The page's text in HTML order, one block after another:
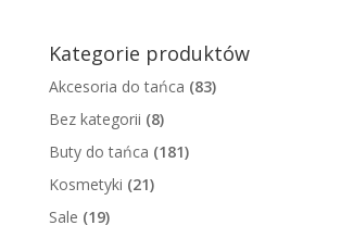
Kategorie produktów
Akcesoria do tańca (83)
Bez kategorii (8)
Buty do tańca (181)
Kosmetyki (21)
Sale (19)